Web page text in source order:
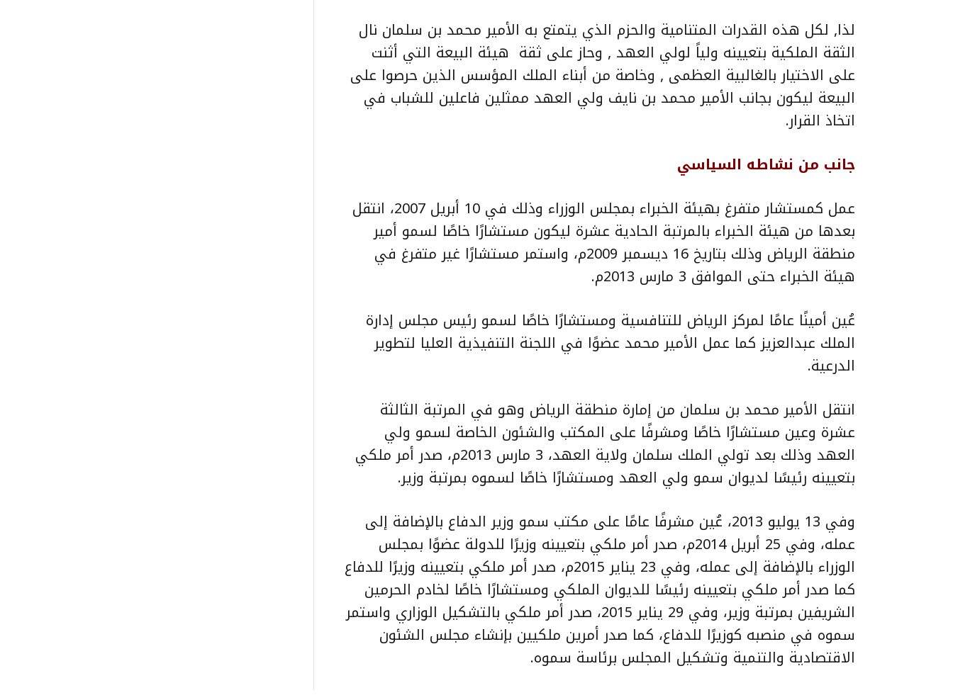
لذا, لكل هذه القدرات المتنامية والحزم الذي يتمتع به الأمير محمد بن سلمان نال
الثقة الملكية بتعيينه ولياً لولي العهد , وحاز على ثقة هيئة البيعة التي أثنت
على الاختيار بالغالبية العظمى , وخاصة من أبناء الملك المؤسس الذين حرصوا على
البيعة ليكون بجانب الأمير محمد بن نايف ولي العهد ممثلين فاعلين للشباب في
اتخاذ القرار.
جانب من نشاطه السياسي
عمل كمستشار متفرغ بهيئة الخبراء بمجلس الوزراء وذلك في 10 أبريل 2007، انتقل
بعدها من هيئة الخبراء بالمرتبة الحادية عشرة ليكون مستشارًا خاصًا لسمو أمير
منطقة الرياض وذلك بتاريخ 16 ديسمبر 2009م، واستمر مستشارًا غير متفرغ في
هيئة الخبراء حتى الموافق 3 مارس 2013م.
عُين أمينًا عامًا لمركز الرياض للتنافسية ومستشارًا خاصًا لسمو رئيس مجلس إدارة
الملك عبدالعزيز كما عمل الأمير محمد عضوًا في اللجنة التنفيذية العليا لتطوير
الدرعية.
انتقل الأمير محمد بن سلمان من إمارة منطقة الرياض وهو في المرتبة الثالثة
عشرة وعين مستشارًا خاصًا ومشرفًا على المكتب والشئون الخاصة لسمو ولي
العهد وذلك بعد تولي الملك سلمان ولاية العهد، 3 مارس 2013م، صدر أمر ملكي
بتعيينه رئيسًا لديوان سمو ولي العهد ومستشارًا خاصًا لسموه بمرتبة وزير.
وفي 13 يوليو 2013، عُين مشرفًا عامًا على مكتب سمو وزير الدفاع بالإضافة إلى
عمله، وفي 25 أبريل 2014م، صدر أمر ملكي بتعيينه وزيرًا للدولة عضوًا بمجلس
الوزراء بالإضافة إلى عمله، وفي 23 يناير 2015م، صدر أمر ملكي بتعيينه وزيرًا للدفاع
كما صدر أمر ملكي بتعيينه رئيسًا للديوان الملكي ومستشارًا خاصًا لخادم الحرمين
الشريفين بمرتبة وزير، وفي 29 يناير 2015، صدر أمر ملكي بالتشكيل الوزاري واستمر
سموه في منصبه كوزيرًا للدفاع، كما صدر أمرين ملكيين بإنشاء مجلس الشئون
الاقتصادية والتنمية وتشكيل المجلس برئاسة سموه.